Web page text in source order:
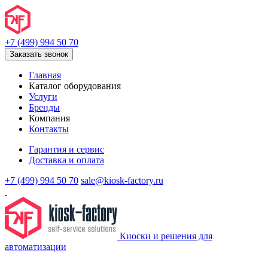
+7 (499) 994 50 70
Заказать звонок
Главная
Каталог оборудования
Услуги
Бренды
Компания
Контакты
Гарантия и сервис
Доставка и оплата
+7 (499) 994 50 70 sale@kiosk-factory.ru
Киоски и решения для
автоматизации